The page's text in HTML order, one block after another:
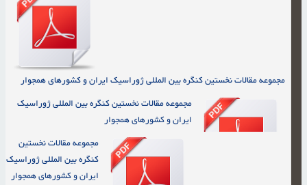
مجموعه مقالات نخستین کنگره بین المللی ژوراسیک ایران و کشورهای همجوار
مجموعه مقالات نخستین کنگره بین المللی ژوراسیک
ایران و کشورهای همجوار
مجموعه مقالات نخستین
کنگره بین المللی ژوراسیک
ایران و کشورهای همجوار